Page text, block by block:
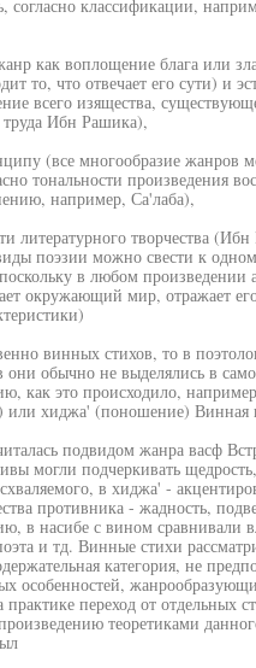
согласно классификации,
как воплощение блага или
то, что отвечает его сути) и
всего изящества,
труда Ибн Рашика),
(все многообразие жанров
тональности произведения
например, Са'лаба),
литературного творчества
поэзии можно свести к
в любом произведении
окружающий мир, отражает
винных стихов, то в
они обычно не выделялись в
как это происходило,
или хиджа' (поношение) Винная
подвидом жанра васф
могли подчеркивать щедрость,
в хиджа' -
противника - жадность,
в насибе с вином сравнивали
и тд. Винные стихи
категория, не
особенностей,
переход от отдельных
теоретиками